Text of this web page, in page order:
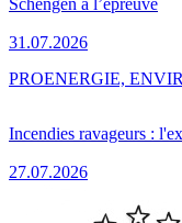
31.07.2026
Incendies ravageurs :
27.07.2026
PROENERGIE,